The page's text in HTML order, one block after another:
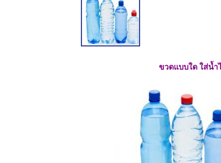
ขวดแบบใด ใส่น้ำ